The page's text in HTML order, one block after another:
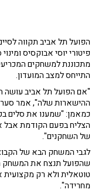
הפועל תל אביב תקווה
פיטורי יוסי אבוקסיס
מתכוננת למשחקים
התייחס למצב המועדון.
"אם הפועל תל אביב עושה
ההישארות שלה", אמר סער.
כמאמן: "שמענו את סלים
הצליח בפעם הקודמת אבל
של השחקנים".
לגבי המשחק הבא של
שהפועל תנצח את המשחק
טוטאלית ולא רק
מחרידה".